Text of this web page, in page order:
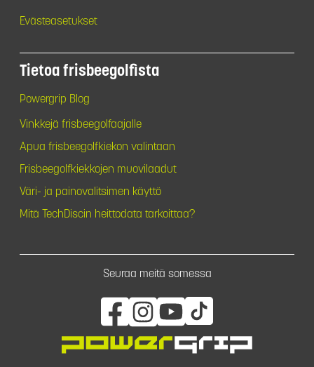
Evästeasetukset
Tietoa frisbeegolfista
Powergrip Blog
Vinkkejä frisbeegolfaajalle
Apua frisbeegolfkiekon valintaan
Frisbeegolfkiekkojen muovilaadut
Väri- ja painovalitsimen käyttö
Mitä TechDiscin heittodata tarkoittaa?
Seuraa meitä somessa